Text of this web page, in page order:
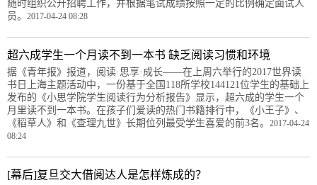
随时组织公开招聘工作，并根据笔试成绩按照一定的比例确定面试人
员。 2017-04-24 08:28
超六成学生一个月读不到一本书 缺乏阅读习惯和环境
据《青年报》报道，阅读·思享·成长——在上周六举行的2017世界读
书日上海主题活动中，一份基于全国118所学校144121位学生的基础上
发布的《小思学院学生阅读行为分析报告》显示，超六成的学生一个
月里读不到一本书。在孩子们爱读的热门书籍排行中，《小王子》、
《稻草人》和《查理九世》长期位列最受学生喜爱的前3名。 2017-04-24
08:24
[幕后]复旦交大借阅达人是怎样炼成的？